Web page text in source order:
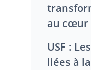
au cœur
USF :
liées à la